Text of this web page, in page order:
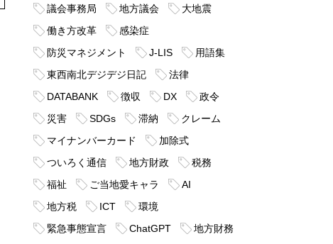
議会事務局
地方議会
大地震
働き方改革
感染症
防災マネジメント
J-LIS
用語集
東西南北デジデジ日記
法律
DATABANK
徴収 DX
政令
災害
SDGs 滞納
クレーム
マイナンバーカード
加除式
ついろく通信
地方財政
税務
福祉
ご当地愛キャラ
AI
地方税
ICT
環境
緊急事態宣言
ChatGPT 地方財務